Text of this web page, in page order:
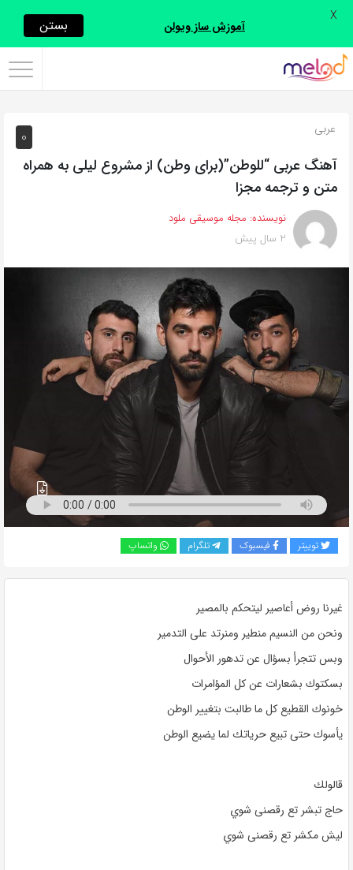
اشتراک
با
روش‌های
زیر
این
صفحه
را
اشتراک
بگذارید.
0 عربی
آهنگ عربی “للوطن”(برای وطن) از مشروع ليلى به همراه
متن و ترجمه مجزا
نویسنده: مجله موسیقی ملود
2 سال پیش
توییتر فیسبوک تلگرام واتساپ
غيرنا روض أعاصير ليتحكم بالمصير
ونحن من النسيم منطير ومنرتد على التدمير
وبس تتجرأ بسؤال عن تدهور الأحوال
بسكتوك بشعارات عن كل المؤامرات
خونوك القطيع كل ما طالبت بتغيير الوطن
يأسوك حتى تبيع حرياتك لما يضيع الوطن
قالولك
حاج تبشر تع رقصنى شوي
ليش مكشر تع رقصنى شوي
آموزش ساز ویولن بستن X